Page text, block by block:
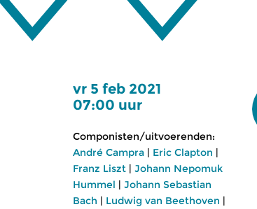
vr 5 feb 2021
07:00 uur
Componisten/uitvoerenden:
André Campra | Eric Clapton |
Franz Liszt | Johann Nepomuk
Hummel | Johann Sebastian
Bach | Ludwig van Beethoven |